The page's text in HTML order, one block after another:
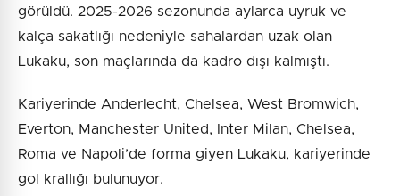
görüldü. 2025-2026 sezonunda aylarca uyruk ve
kalça sakatlığı nedeniyle sahalardan uzak olan
Lukaku, son maçlarında da kadro dışı kalmıştı.
Kariyerinde Anderlecht, Chelsea, West Bromwich,
Everton, Manchester United, Inter Milan, Chelsea,
Roma ve Napoli’de forma giyen Lukaku, kariyerinde
gol krallığı bulunuyor.